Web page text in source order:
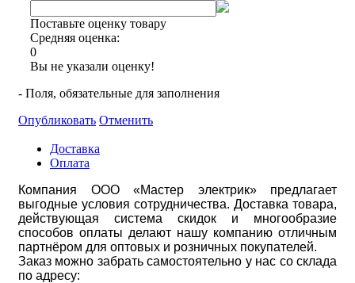
Поставьте оценку товару
Средняя оценка:
0
Вы не указали оценку!
- Поля, обязательные для заполнения
Опубликовать Отменить
Доставка
Оплата
Компания ООО «Мастер электрик» предлагает
выгодные условия сотрудничества. Доставка товара,
действующая система скидок и многообразие
способов оплаты делают нашу компанию отличным
партнёром для оптовых и розничных покупателей.
Заказ можно забрать самостоятельно у нас со склада
по адресу: